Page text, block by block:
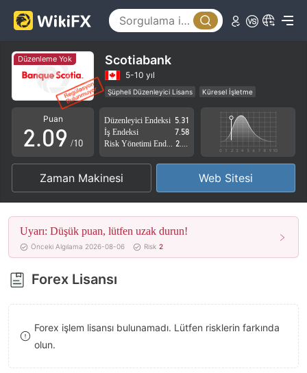
Düzenleme Yok Scotiabank
5-10 yıl
Şüpheli Düzenleyici Lisans
Küresel İşletme
Yüksek düzeyde potansiyel risk
Puan
0
1
2
3
4
5
6
7
8
9
.0
1
2
3
4
5
6
7
8
5
6
7
8
9 /10
Düzenleyici Endeksi 5.31
İş Endeksi
7.58
Zaman Makinesi Web Sitesi
Uyarı: Düşük puan, lütfen uzak durun!
Önceki Algılama 2026-08-06 Risk 2
Forex Lisansı
Forex işlem lisansı bulunamadı. Lütfen risklerin farkında
olun.